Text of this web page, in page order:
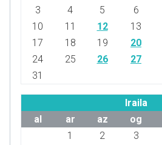
3
4 5 6
10
11 12 13
17
18 19 20
24
25 26 27
31
Iraila
al
ar az og
1
2 3